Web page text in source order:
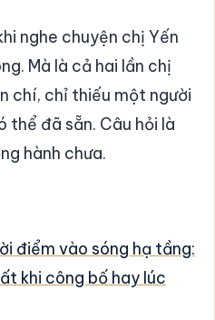
nghe chuyện chị Yến
Mà là cả hai lần chị
chí, chỉ thiếu một người
thể đã sẵn. Câu hỏi là
hành chưa.
điểm vào sóng hạ tầng:
khi công bố hay lúc